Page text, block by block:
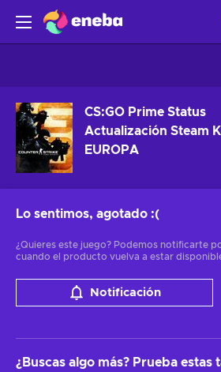
CS:GO Prime Status
Actualización Steam
EUROPA
Lo sentimos, agotado :(
¿Quieres este juego? Podemos notificarte
cuando el producto vuelva a estar
Notificación
¿Buscas algo más? Prueba estas